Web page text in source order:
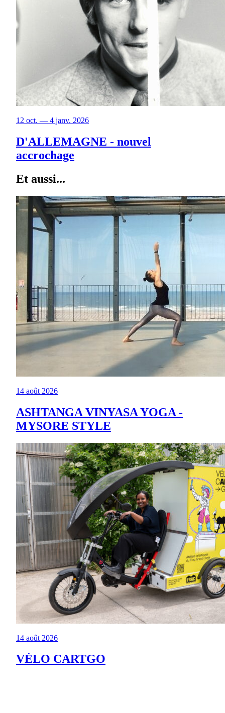
12 oct. — 4 janv. 2026
D'ALLEMAGNE - nouvel
accrochage
Et aussi...
14 août 2026
ASHTANGA VINYASA YOGA -
MYSORE STYLE
14 août 2026
VÉLO CARTGO